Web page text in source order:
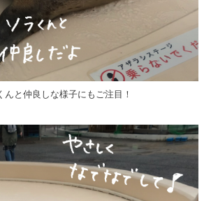
んと仲良しな様子にもご注目！